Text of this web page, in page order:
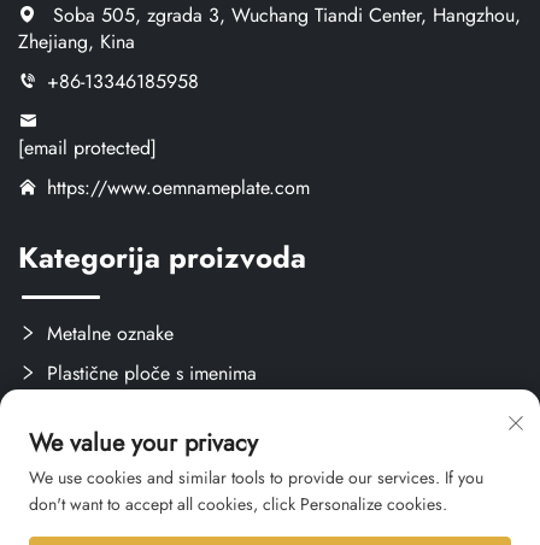
Soba 505, zgrada 3, Wuchang Tiandi Center, Hangzhou,
Zhejiang, Kina
+86-13346185958
[email protected]
https://www.oemnameplate.com
Kategorija proizvoda
Metalne oznake
Plastične ploče s imenima
Stvari za obuku
We value your privacy
We use cookies and similar tools to provide our services. If you
don't want to accept all cookies, click Personalize cookies.